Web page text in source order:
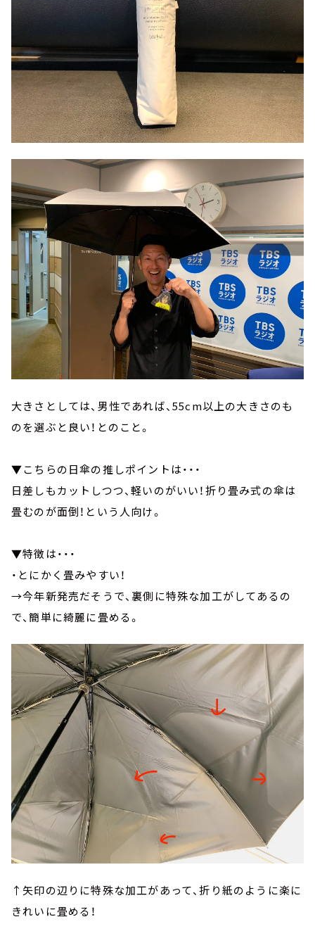
大きさとしては、男性であれば、55cm以上の大きさのも
のを選ぶと良い！とのこと。
▼こちらの日傘の推しポイントは・・・
日差しもカットしつつ、軽いのがいい！折り畳み式の傘は
畳むのが面倒！という人向け。
▼特徴は・・・
・とにかく畳みやすい！
→今年新発売だそうで、裏側に特殊な加工がしてあるの
で、簡単に綺麗に畳める。
↑矢印の辺りに特殊な加工があって、折り紙のように楽に
きれいに畳める！